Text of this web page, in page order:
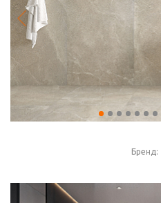
Бренд: